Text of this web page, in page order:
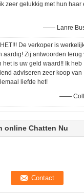
zeer gelukkig met hun haar
—— Lanre
HET!!! De verkoper is
aardig! Zij antwoorden terug
het is uw geld waard!! Ik heb
adviseren zeer koop van
liefde het!
——
online Chatten Nu